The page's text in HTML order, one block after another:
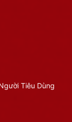
Tiêu Dùng